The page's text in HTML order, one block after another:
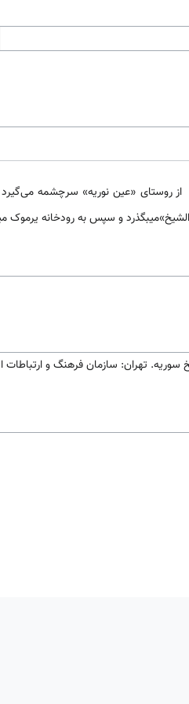
از روستای «عین نوریه» سرچشمه
و سپس به رودخانه یرموک